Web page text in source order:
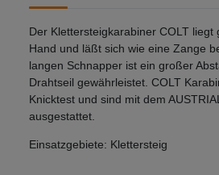
Der Klettersteigkarabiner COLT liegt
Hand und läßt sich wie eine Zange
langen Schnapper ist ein großer
Drahtseil gewährleistet. COLT
Knicktest und sind mit dem
ausgestattet.
Einsatzgebiete: Klettersteig